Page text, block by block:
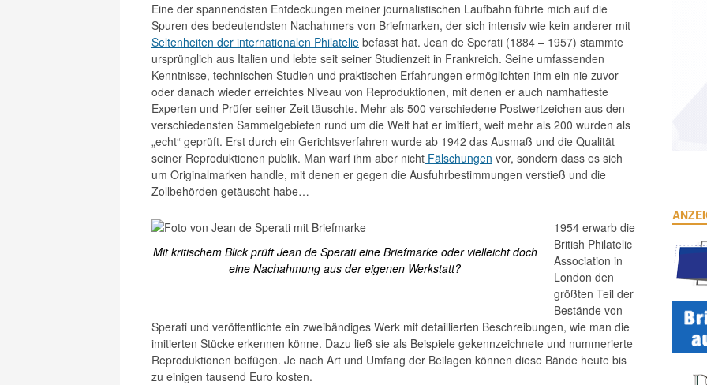
Eine der spannendsten Entdeckungen meiner journalistischen Laufbahn führte mich auf die
Spuren des bedeutendsten Nachahmers von Briefmarken, der sich intensiv wie kein anderer mit
Seltenheiten der internationalen Philatelie befasst hat. Jean de Sperati (1884 – 1957) stammte
ursprünglich aus Italien und lebte seit seiner Studienzeit in Frankreich. Seine umfassenden
Kenntnisse, technischen Studien und praktischen Erfahrungen ermöglichten ihm ein nie zuvor
oder danach wieder erreichtes Niveau von Reproduktionen, mit denen er auch namhafteste
Experten und Prüfer seiner Zeit täuschte. Mehr als 500 verschiedene Postwertzeichen aus den
verschiedensten Sammelgebieten rund um die Welt hat er imitiert, weit mehr als 200 wurden als
„echt“ geprüft. Erst durch ein Gerichtsverfahren wurde ab 1942 das Ausmaß und die Qualität
seiner Reproduktionen publik. Man warf ihm aber nicht Fälschungen vor, sondern dass es sich
um Originalmarken handle, mit denen er gegen die Ausfuhrbestimmungen verstieß und die
Zollbehörden getäuscht habe…
Mit kritischem Blick prüft Jean de Sperati eine Briefmarke oder vielleicht doch
eine Nachahmung aus der eigenen Werkstatt?
1954 erwarb die
British Philatelic
Association in
London den
größten Teil der
Bestände von
Sperati und veröffentlichte ein zweibändiges Werk mit detaillierten Beschreibungen, wie man die
imitierten Stücke erkennen könne. Dazu ließ sie als Beispiele gekennzeichnete und nummerierte
Reproduktionen beifügen. Je nach Art und Umfang der Beilagen können diese Bände heute bis
zu einigen tausend Euro kosten.